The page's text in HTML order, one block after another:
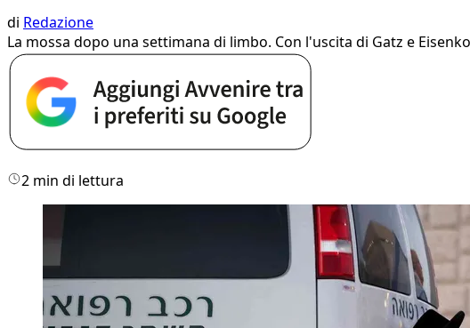
di Redazione
La mossa dopo una settimana di limbo. Con l'uscita di Gatz e
2 min di lettura